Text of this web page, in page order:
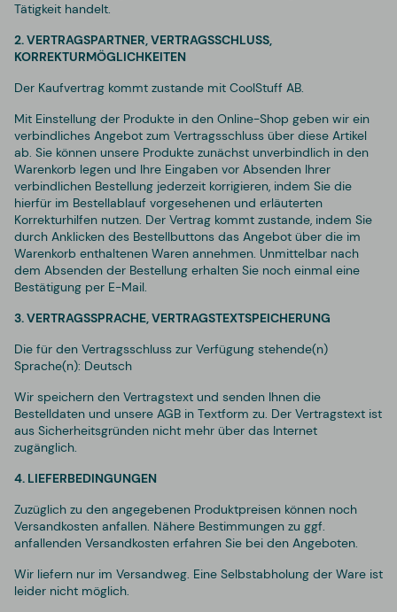
Tätigkeit handelt.
2. VERTRAGSPARTNER, VERTRAGSSCHLUSS,
KORREKTURMÖGLICHKEITEN
Der Kaufvertrag kommt zustande mit CoolStuff AB.
Mit Einstellung der Produkte in den Online-Shop geben wir ein
verbindliches Angebot zum Vertragsschluss über diese Artikel
ab. Sie können unsere Produkte zunächst unverbindlich in den
Warenkorb legen und Ihre Eingaben vor Absenden Ihrer
verbindlichen Bestellung jederzeit korrigieren, indem Sie die
hierfür im Bestellablauf vorgesehenen und erläuterten
Korrekturhilfen nutzen. Der Vertrag kommt zustande, indem Sie
durch Anklicken des Bestellbuttons das Angebot über die im
Warenkorb enthaltenen Waren annehmen. Unmittelbar nach
dem Absenden der Bestellung erhalten Sie noch einmal eine
Bestätigung per E-Mail.
3. VERTRAGSSPRACHE, VERTRAGSTEXTSPEICHERUNG
Die für den Vertragsschluss zur Verfügung stehende(n)
Sprache(n): Deutsch
Wir speichern den Vertragstext und senden Ihnen die
Bestelldaten und unsere AGB in Textform zu. Der Vertragstext ist
aus Sicherheitsgründen nicht mehr über das Internet
zugänglich.
4. LIEFERBEDINGUNGEN
Zuzüglich zu den angegebenen Produktpreisen können noch
Versandkosten anfallen. Nähere Bestimmungen zu ggf.
anfallenden Versandkosten erfahren Sie bei den Angeboten.
Wir liefern nur im Versandweg. Eine Selbstabholung der Ware ist
leider nicht möglich.